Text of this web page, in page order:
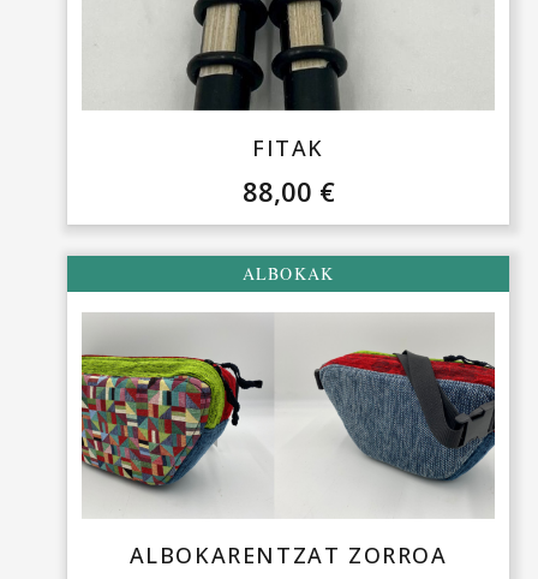
FITAK
88,00 €
ALBOKAK
ALBOKARENTZAT ZORROA